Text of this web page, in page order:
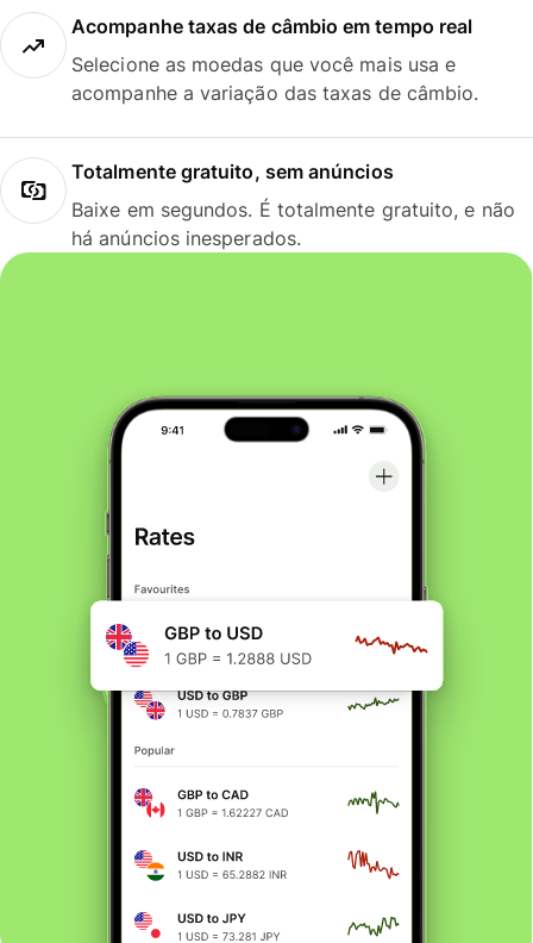
Acompanhe taxas de câmbio em tempo real
Selecione as moedas que você mais usa e
acompanhe a variação das taxas de câmbio.
Totalmente gratuito, sem anúncios
Baixe em segundos. É totalmente gratuito, e não
há anúncios inesperados.